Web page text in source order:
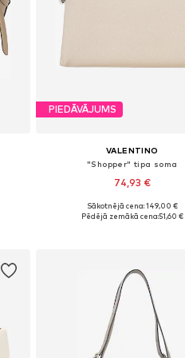
PIEDĀVĀJUMS
VALENTINO
"Shopper" tipa soma
74,93 €
Pieejamie izmēri: One Size
Sākotnējā cena: 149,00 €
Pēdējā zemākā cena:51,60 €